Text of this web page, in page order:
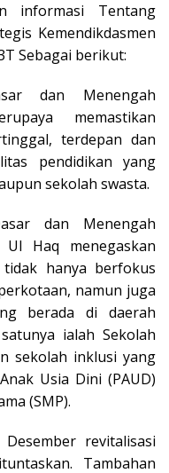
informasi Tentang
Kemendikdasmen
Sebagai berikut:
dan Menengah
memastikan
terdepan dan
pendidikan yang
sekolah swasta.
dan Menengah
Ul Haq menegaskan
hanya berfokus
namun juga
berada di daerah
ialah Sekolah
sekolah inklusi yang
Usia Dini (PAUD)
(SMP).
revitalisasi
Tambahan